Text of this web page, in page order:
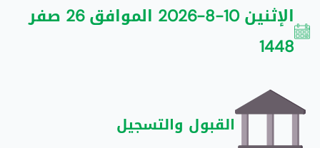
الإثنين 10-8-2026 الموافق 26 صفر
1448
القبول والتسجيل